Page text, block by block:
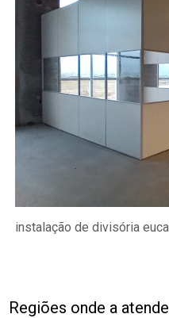
instalação de divisória
Regiões onde a